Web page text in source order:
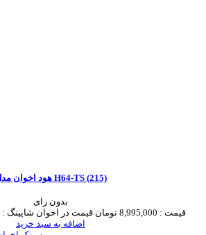
هود اخوان مدل H64-TS (215)
بدون رای
قیمت : 8,995,000 تومان قیمت در اخوان شاپینگ :
اضافه به سبد خرید